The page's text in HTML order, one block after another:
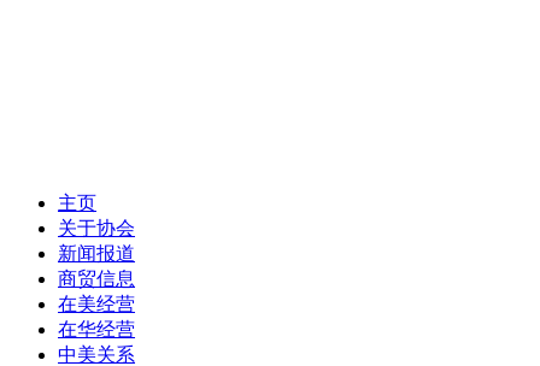
主页
关于协会
新闻报道
商贸信息
在美经营
在华经营
中美关系